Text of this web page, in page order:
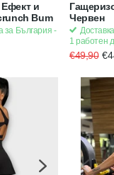
и
Bum
за България -
Червен
1 работен
€49,90